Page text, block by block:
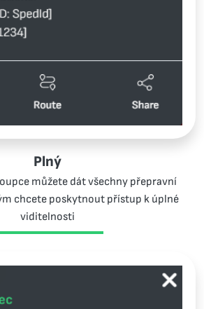
Plný
můžete dát všechny přepravní
chcete poskytnout přístup k úplné
viditelnosti